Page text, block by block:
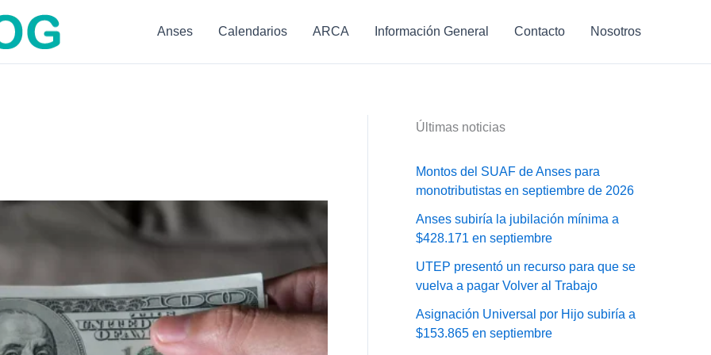
Anses Calendarios ARCA Información General Contacto Nosotros
Últimas noticias
Montos del SUAF de Anses para
monotributistas en septiembre de 2026
Anses subiría la jubilación mínima a
$428.171 en septiembre
UTEP presentó un recurso para que se
vuelva a pagar Volver al Trabajo
Asignación Universal por Hijo subiría a
$153.865 en septiembre